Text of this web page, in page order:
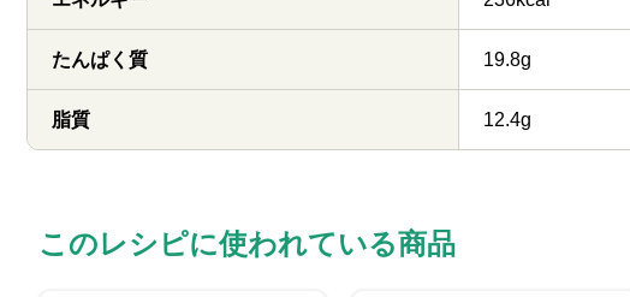
たんぱく質 19.8g
脂質 12.4g
このレシピに使われている商品